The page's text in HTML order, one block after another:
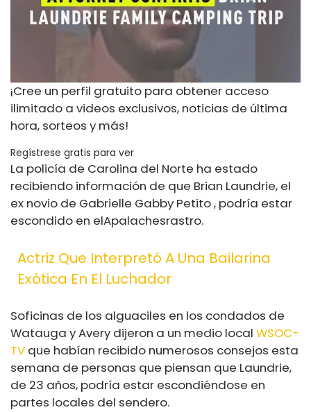
¡Cree un perfil gratuito para obtener acceso
ilimitado a videos exclusivos, noticias de última
hora, sorteos y más!
Regístrese gratis para ver
La policía de Carolina del Norte ha estado
recibiendo información de que Brian Laundrie, el
ex novio de Gabrielle Gabby Petito, podría estar
escondido en elApalachesrastro.
Actriz Que Interpretó A Una Bailarina
Exótica En El Luchador
Soficinas de los alguaciles en los condados de
Watauga y Avery dijeron a un medio local WSOC-
TV que habían recibido numerosos consejos esta
semana de personas que piensan que Laundrie,
de 23 años, podría estar escondiéndose en
partes locales del sendero.